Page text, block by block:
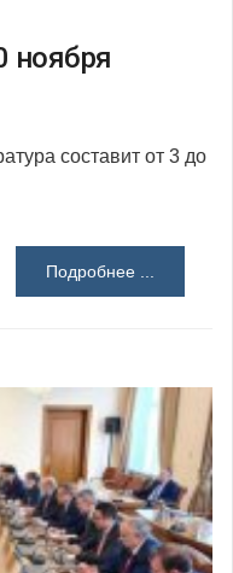
ноября
составит от 3 до
Подробнее ...